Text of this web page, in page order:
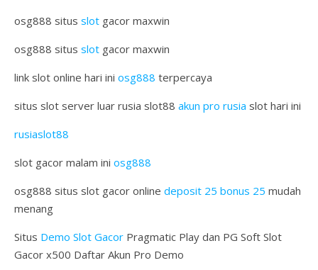
osg888 situs slot gacor maxwin
osg888 situs slot gacor maxwin
link slot online hari ini osg888 terpercaya
situs slot server luar rusia slot88 akun pro rusia slot hari ini
rusiaslot88
slot gacor malam ini osg888
osg888 situs slot gacor online deposit 25 bonus 25 mudah
menang
Situs Demo Slot Gacor Pragmatic Play dan PG Soft Slot
Gacor x500 Daftar Akun Pro Demo